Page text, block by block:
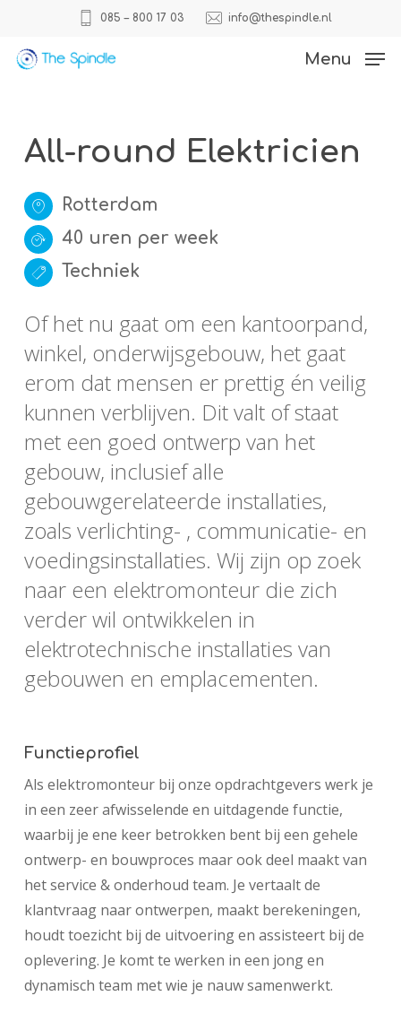
main
085 – 800 17 03 info@thespindle.nl
Menu
All-round Elektricien
Rotterdam
40 uren per week
Techniek
Of het nu gaat om een kantoorpand,
winkel, onderwijsgebouw, het gaat
erom dat mensen er prettig én veilig
kunnen verblijven. Dit valt of staat
met een goed ontwerp van het
gebouw, inclusief alle
gebouwgerelateerde installaties,
zoals verlichting- , communicatie- en
voedingsinstallaties. Wij zijn op zoek
naar een elektromonteur die zich
verder wil ontwikkelen in
elektrotechnische installaties van
gebouwen en emplacementen.
Functieprofiel
Als elektromonteur bij onze opdrachtgevers werk je
in een zeer afwisselende en uitdagende functie,
waarbij je ene keer betrokken bent bij een gehele
ontwerp- en bouwproces maar ook deel maakt van
het service & onderhoud team. Je vertaalt de
klantvraag naar ontwerpen, maakt berekeningen,
houdt toezicht bij de uitvoering en assisteert bij de
oplevering. Je komt te werken in een jong en
dynamisch team met wie je nauw samenwerkt.
Close